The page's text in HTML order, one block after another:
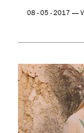
08 - 05 - 2017 —